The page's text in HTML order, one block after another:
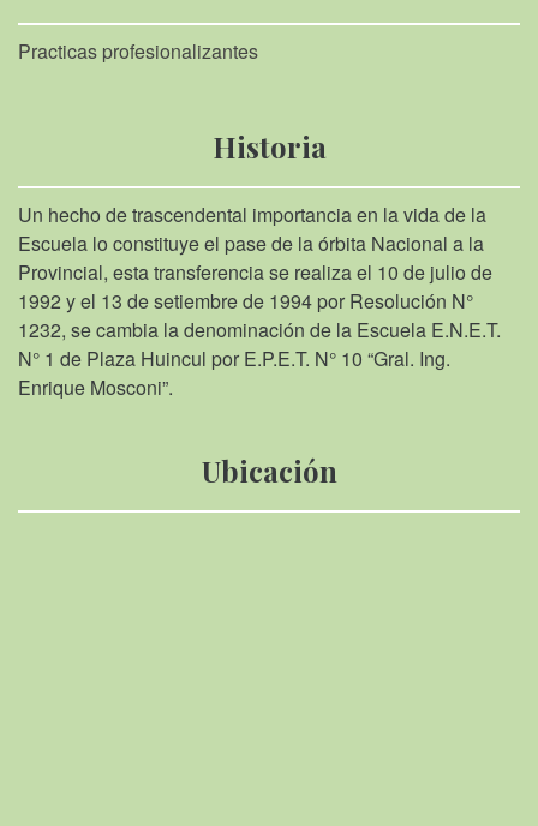
Practicas profesionalizantes
Historia
Un hecho de trascendental importancia en la vida de la
Escuela lo constituye el pase de la órbita Nacional a la
Provincial, esta transferencia se realiza el 10 de julio de
1992 y el 13 de setiembre de 1994 por Resolución N°
1232, se cambia la denominación de la Escuela E.N.E.T.
N° 1 de Plaza Huincul por E.P.E.T. N° 10 “Gral. Ing.
Enrique Mosconi”.
Ubicación